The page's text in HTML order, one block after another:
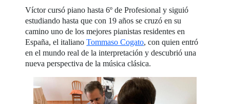
Víctor cursó piano hasta 6º de Profesional y siguió
estudiando hasta que con 19 años se cruzó en su
camino uno de los mejores pianistas residentes en
España, el italianoTommaso Cogato, con quien entró
en el mundo real de la interpretación y descubrió una
nueva perspectiva de la música clásica.